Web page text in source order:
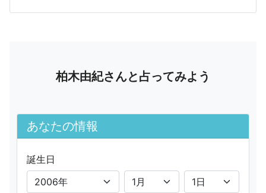
柏木由紀さんと占ってみよう
あなたの情報
誕生日